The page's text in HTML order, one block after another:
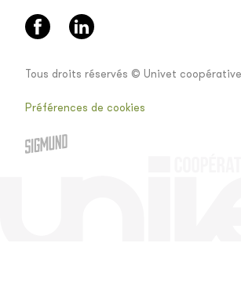
Tous droits réservés © Univet
Préférences de cookies